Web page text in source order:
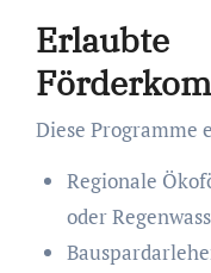
Erlaubte
Diese Programme
Regionale
oder